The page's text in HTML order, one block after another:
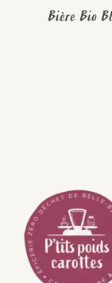
Bière Bio